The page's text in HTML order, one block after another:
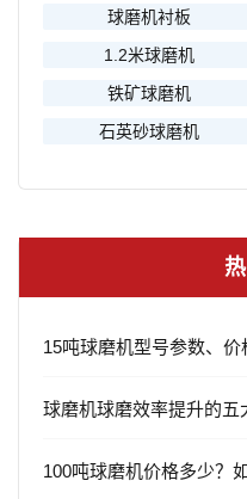
球磨机衬板
1.2米球磨机
铁矿球磨机
石英砂球磨机
15吨球磨机型号参数、
球磨机球磨效率提升的五
100吨球磨机价格多少？